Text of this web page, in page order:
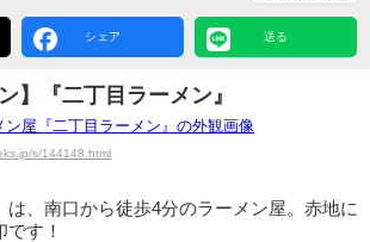
シェア 送る
】『二丁目ラーメン』
s/144148.html
は、南口から徒歩4分のラーメン屋。赤地に
す！